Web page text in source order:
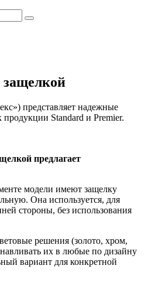
представляет надежные
продукции Standard и Premier.
предлагает
модели имеют защелку
Она используется, для
стороны, без использования
решения (золото, хром,
их в любые по дизайну
вариант для конкретной